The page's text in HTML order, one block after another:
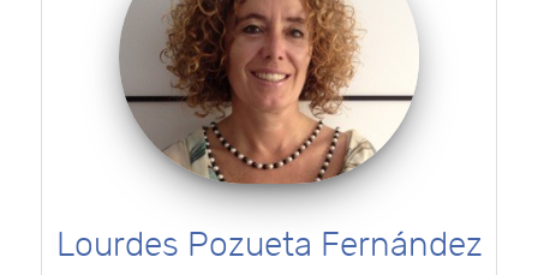
Lourdes Pozueta Fernández